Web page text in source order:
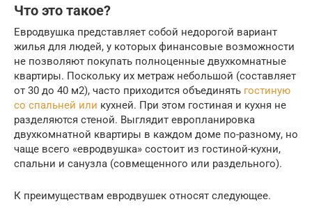
Что это такое?
Евродвушка представляет собой недорогой вариант
жилья для людей, у которых финансовые возможности
не позволяют покупать полноценные двухкомнатные
квартиры. Поскольку их метраж небольшой (составляет
от 30 до 40 м2), часто приходится объединять гостиную
со спальней или кухней. При этом гостиная и кухня не
разделяются стеной. Выглядит европланировка
двухкомнатной квартиры в каждом доме по-разному, но
чаще всего «евродвушка» состоит из гостиной-кухни,
спальни и санузла (совмещенного или раздельного).
К преимуществам евродвушек относят следующее.